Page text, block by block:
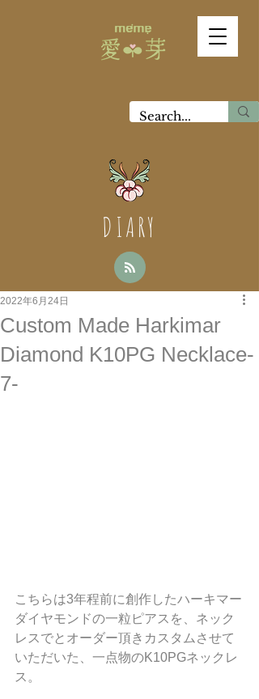
DIARY
Custom Made Harkimar
Diamond K10PG Necklace-
7-
2022年6月24日
こちらは3年程前に創作したハーキマー
ダイヤモンドの一粒ピアスを、ネック
レスでとオーダー頂きカスタムさせて
いただいた、一点物のK10PGネックレ
ス。